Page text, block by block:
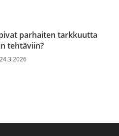
parhaiten tarkkuutta
tehtäviin?
24.3.2026